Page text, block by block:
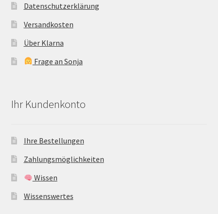
Datenschutzerklärung
Versandkosten
Über Klarna
Frage an Sonja
Ihr Kundenkonto
Ihre Bestellungen
Zahlungsmöglichkeiten
Wissen
Wissenswertes